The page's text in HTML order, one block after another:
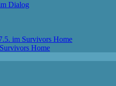
Dialog
im Survivors Home
Home